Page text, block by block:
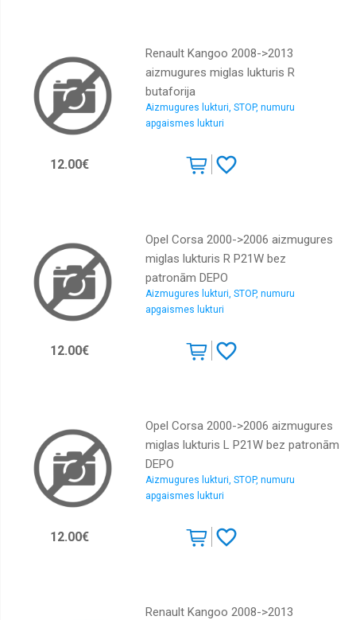
Renault Kangoo 2008->2013
aizmugures miglas lukturis R
butaforija
Aizmugures lukturi, STOP, numuru
apgaismes lukturi
12.00€
Opel Corsa 2000->2006 aizmugures
miglas lukturis R P21W bez
patronām DEPO
Aizmugures lukturi, STOP, numuru
apgaismes lukturi
12.00€
Opel Corsa 2000->2006 aizmugures
miglas lukturis L P21W bez patronām
DEPO
Aizmugures lukturi, STOP, numuru
apgaismes lukturi
12.00€
Renault Kangoo 2008->2013